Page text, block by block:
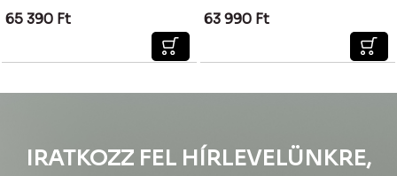
65 390 Ft 63 990 Ft
IRATKOZZ FEL HÍRLEVELÜNKRE,